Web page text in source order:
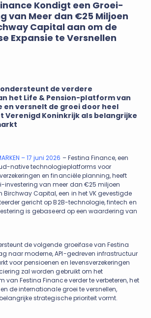
Kondigt een Groei-
van Meer dan €25 Miljoen
Capital aan om de
Expansie te Versnellen
de verdere
het Life & Pension-platform van
en versnelt de groei door heel
Verenigd Koninkrijk als belangrijke
– 17 juni 2026 – Festina Finance, een
native technologieplatforms voor
en financiële planning, heeft
investering van meer dan €25 miljoen
Capital, een in het VK gevestigde
gericht op B2B-technologie, fintech en
is gebaseerd op een waardering van
de volgende groeifase van Festina
naar moderne, API-gedreven infrastructuur
voor pensioenen en levensverzekeringen
zal worden gebruikt om het
van Festina Finance verder te verbeteren, het
de internationale groei te versnellen,
strategische prioriteit vormt.